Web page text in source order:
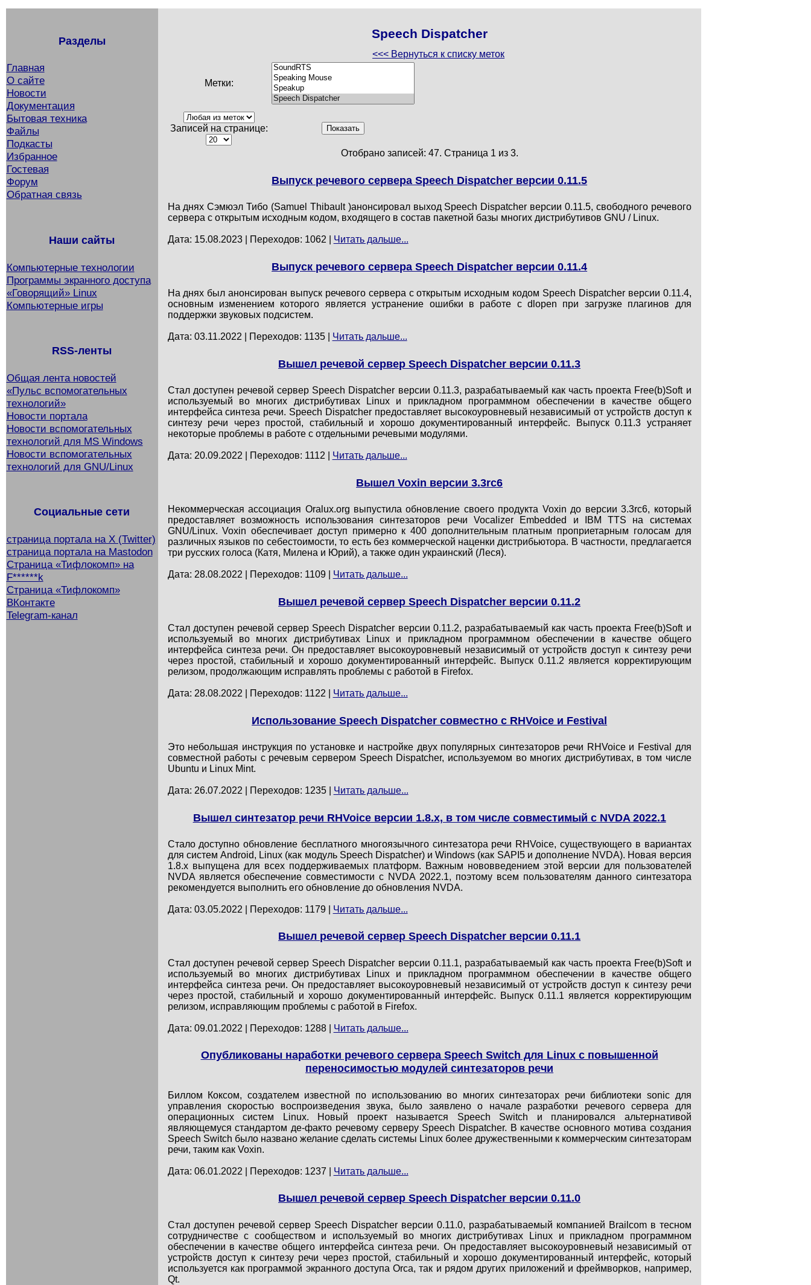
Разделы
Главная
О сайте
Новости
Документация
Бытовая техника
Файлы
Подкасты
Избранное
Гостевая
Форум
Обратная связь
Наши сайты
Компьютерные технологии
Программы экранного доступа
«Говорящий» Linux
Компьютерные игры
RSS-ленты
Общая лента новостей
«Пульс вспомогательных
технологий»
Новости портала
Новости вспомогательных
технологий для MS Windows
Новости вспомогательных
технологий для GNU/Linux
Социальные сети
страница портала на X (Twitter)
страница портала на Mastodon
Страница «Тифлокомп» на
F******k
Страница «Тифлокомп»
ВКонтакте
Telegram-канал
Speech Dispatcher
<<< Вернуться к списку меток
Метки:
Записей на странице:
Отобрано записей: 47. Страница 1 из 3.
Выпуск речевого сервера Speech Dispatcher версии 0.11.5
На днях Сэмюэл Тибо (Samuel Thibault )анонсировал выход Speech Dispatcher версии 0.11.5, свободного речевого
сервера с открытым исходным кодом, входящего в состав пакетной базы многих дистрибутивов GNU / Linux.
Дата: 15.08.2023 | Переходов: 1062 | Читать дальше...
Выпуск речевого сервера Speech Dispatcher версии 0.11.4
На днях был анонсирован выпуск речевого сервера с открытым исходным кодом Speech Dispatcher версии 0.11.4,
основным изменением которого является устранение ошибки в работе с dlopen при загрузке плагинов для
поддержки звуковых подсистем.
Дата: 03.11.2022 | Переходов: 1135 | Читать дальше...
Вышел речевой сервер Speech Dispatcher версии 0.11.3
Стал доступен речевой сервер Speech Dispatcher версии 0.11.3, разрабатываемый как часть проекта Free(b)Soft и
используемый во многих дистрибутивах Linux и прикладном программном обеспечении в качестве общего
интерфейса синтеза речи. Speech Dispatcher предоставляет высокоуровневый независимый от устройств доступ к
синтезу речи через простой, стабильный и хорошо документированный интерфейс. Выпуск 0.11.3 устраняет
некоторые проблемы в работе с отдельными речевыми модулями.
Дата: 20.09.2022 | Переходов: 1112 | Читать дальше...
Вышел Voxin версии 3.3rc6
Некоммерческая ассоциация Oralux.org выпустила обновление своего продукта Voxin до версии 3.3rc6, который
предоставляет возможность использования синтезаторов речи Vocalizer Embedded и IBM TTS на системах
GNU/Linux. Voxin обеспечивает доступ примерно к 400 дополнительным платным проприетарным голосам для
различных языков по себестоимости, то есть без коммерческой наценки дистрибьютора. В частности, предлагается
три русских голоса (Катя, Милена и Юрий), а также один украинский (Леся).
Дата: 28.08.2022 | Переходов: 1109 | Читать дальше...
Вышел речевой сервер Speech Dispatcher версии 0.11.2
Стал доступен речевой сервер Speech Dispatcher версии 0.11.2, разрабатываемый как часть проекта Free(b)Soft и
используемый во многих дистрибутивах Linux и прикладном программном обеспечении в качестве общего
интерфейса синтеза речи. Он предоставляет высокоуровневый независимый от устройств доступ к синтезу речи
через простой, стабильный и хорошо документированный интерфейс. Выпуск 0.11.2 является корректирующим
релизом, продолжающим исправлять проблемы с работой в Firefox.
Дата: 28.08.2022 | Переходов: 1122 | Читать дальше...
Использование Speech Dispatcher совместно с RHVoice и Festival
Это небольшая инструкция по установке и настройке двух популярных синтезаторов речи RHVoice и Festival для
совместной работы с речевым сервером Speech Dispatcher, используемом во многих дистрибутивах, в том числе
Ubuntu и Linux Mint.
Дата: 26.07.2022 | Переходов: 1235 | Читать дальше...
Вышел синтезатор речи RHVoice версии 1.8.x, в том числе совместимый с NVDA 2022.1
Стало доступно обновление бесплатного многоязычного синтезатора речи RHVoice, существующего в вариантах
для систем Android, Linux (как модуль Speech Dispatcher) и Windows (как SAPI5 и дополнение NVDA). Новая версия
1.8.x выпущена для всех поддерживаемых платформ. Важным нововведением этой версии для пользователей
NVDA является обеспечение совместимости с NVDA 2022.1, поэтому всем пользователям данного синтезатора
рекомендуется выполнить его обновление до обновления NVDA.
Дата: 03.05.2022 | Переходов: 1179 | Читать дальше...
Вышел речевой сервер Speech Dispatcher версии 0.11.1
Стал доступен речевой сервер Speech Dispatcher версии 0.11.1, разрабатываемый как часть проекта Free(b)Soft и
используемый во многих дистрибутивах Linux и прикладном программном обеспечении в качестве общего
интерфейса синтеза речи. Он предоставляет высокоуровневый независимый от устройств доступ к синтезу речи
через простой, стабильный и хорошо документированный интерфейс. Выпуск 0.11.1 является корректирующим
релизом, исправляющим проблемы с работой в Firefox.
Дата: 09.01.2022 | Переходов: 1288 | Читать дальше...
Опубликованы наработки речевого сервера Speech Switch для Linux с повышенной
переносимостью модулей синтезаторов речи
Биллом Коксом, создателем известной по использованию во многих синтезаторах речи библиотеки sonic для
управления скоростью воспроизведения звука, было заявлено о начале разработки речевого сервера для
операционных систем Linux. Новый проект называется Speech Switch и планировался альтернативой
являющемуся стандартом де-факто речевому серверу Speech Dispatcher. В качестве основного мотива создания
Speech Switch было названо желание сделать системы Linux более дружественными к коммерческим синтезаторам
речи, таким как Voxin.
Дата: 06.01.2022 | Переходов: 1237 | Читать дальше...
Вышел речевой сервер Speech Dispatcher версии 0.11.0
Стал доступен речевой сервер Speech Dispatcher версии 0.11.0, разрабатываемый компанией Brailcom в тесном
сотрудничестве с сообществом и используемый во многих дистрибутивах Linux и прикладном программном
обеспечении в качестве общего интерфейса синтеза речи. Он предоставляет высокоуровневый независимый от
устройств доступ к синтезу речи через простой, стабильный и хорошо документированный интерфейс, который
используется как программой экранного доступа Orca, так и рядом других приложений и фреймворков, например,
Qt.